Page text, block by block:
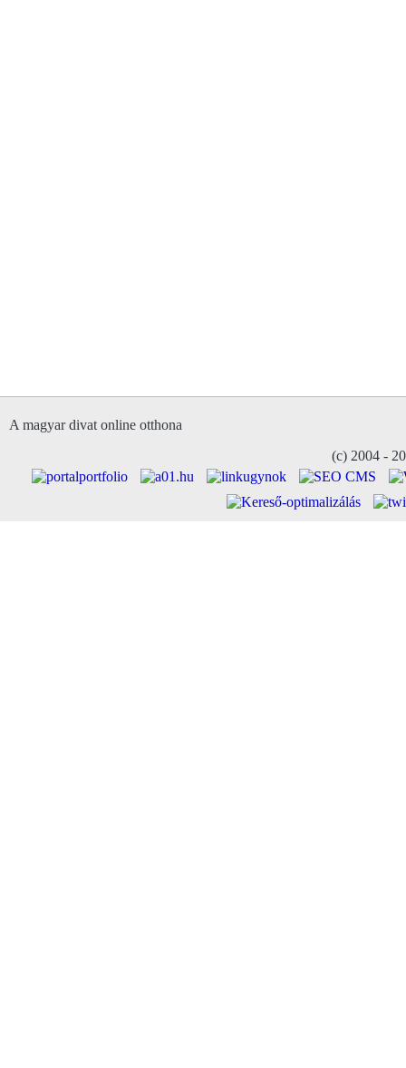
A magyar divat online otthona
(c) 2004 -